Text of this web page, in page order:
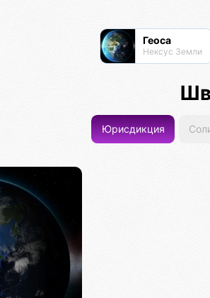
Геоса
Нексус Земли
Юрисдикция